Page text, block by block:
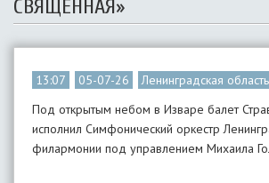
СВЯЩЕННАЯ»
13:07 05-07-26
Ленинградская область
Под открытым небом в Изваре балет
исполнил Симфонический оркестр
филармонии под управлением Михаила